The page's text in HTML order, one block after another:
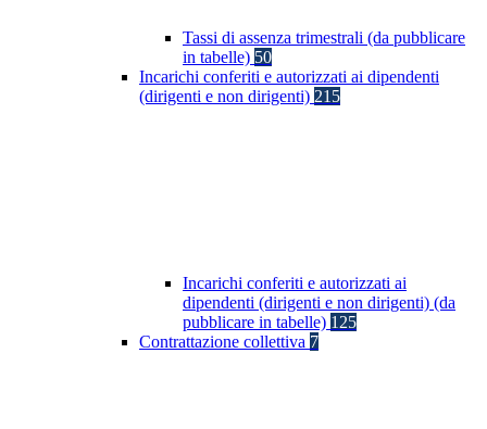
Tassi di assenza trimestrali (da pubblicare
in tabelle) 50
Incarichi conferiti e autorizzati ai dipendenti
(dirigenti e non dirigenti) 215
Incarichi conferiti e autorizzati ai
dipendenti (dirigenti e non dirigenti) (da
pubblicare in tabelle) 125
Contrattazione collettiva 7